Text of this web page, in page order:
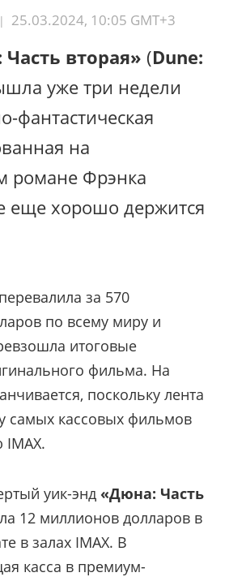
| 25.03.2024, 10:05 GMT+3
вторая» (Dune:
уже три недели
фантастическая
на
романе Фрэнка
еще хорошо держится
за 570
по всему миру и
итоговые
фильма. На
поскольку лента
самых кассовых фильмов
уик-энд «Дюна: Часть
12 миллионов долларов в
в залах IMAX. В
касса в премиум-